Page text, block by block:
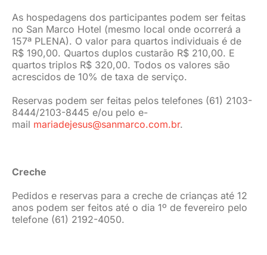
As hospedagens dos participantes podem ser feitas
no San Marco Hotel (mesmo local onde ocorrerá a
157ª PLENA). O valor para quartos individuais é de
R$ 190,00. Quartos duplos custarão R$ 210,00. E
quartos triplos R$ 320,00. Todos os valores são
acrescidos de 10% de taxa de serviço.
Reservas podem ser feitas pelos telefones (61) 2103-
8444/2103-8445 e/ou pelo e-
mail mariadejesus@sanmarco.com.br.
Creche
Pedidos e reservas para a creche de crianças até 12
anos podem ser feitos até o dia 1º de fevereiro pelo
telefone (61) 2192-4050.